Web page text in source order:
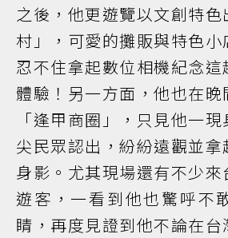
之後，他更遊覽以文創特
村」，可愛的攤販與特色
忍不住拿起數位相機紀念
體驗！另一方面，他也在
「逢甲商圈」，只見他一
尖民眾認出，紛紛遠觀並
身影。尤其現場還有不少
遊客，一看到他也驚呼不
睛，再度見證到他不論在